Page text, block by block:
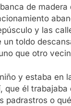
de
y las
un toldo
que otro
y estaba en
que él
padrastros o